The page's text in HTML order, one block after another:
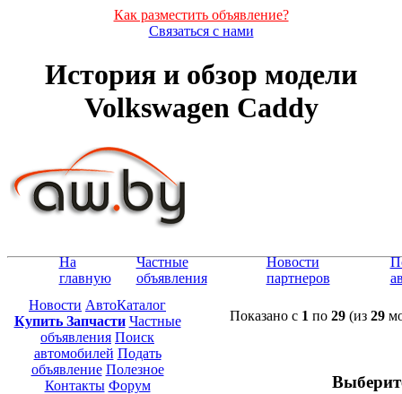
Как разместить объявление?
Связаться с нами
История и обзор модели
Volkswagen Caddy
На
главную
Частные
объявления
Новости
партнеров
Новости АвтоКаталог
Купить Запчасти Частные
объявления Поиск
автомобилей Подать
объявление Полезное
Контакты Форум
Показано с 1 по 29(из 29